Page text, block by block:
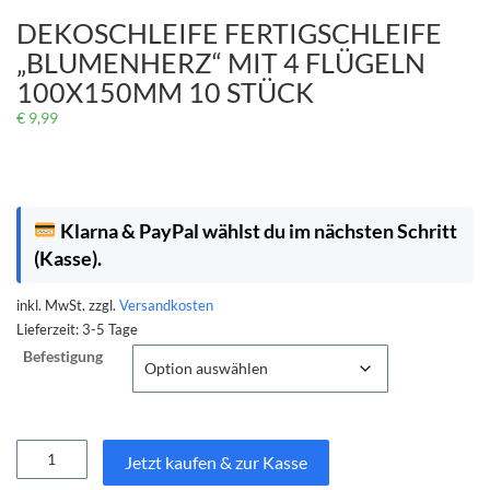
DEKOSCHLEIFE FERTIGSCHLEIFE
„BLUMENHERZ“ MIT 4 FLÜGELN
100X150MM 10 STÜCK
€ 9,99
Klarna & PayPal wählst du im nächsten Schritt
(Kasse).
inkl. MwSt. zzgl. Versandkosten
Lieferzeit: 3-5 Tage
Befestigung
Fertigschleife
Jetzt kaufen & zur Kasse